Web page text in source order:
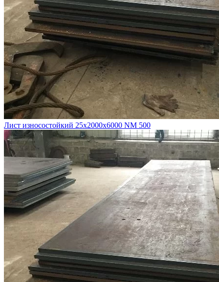
Лист износостойкий 25х2000х6000 NM 500